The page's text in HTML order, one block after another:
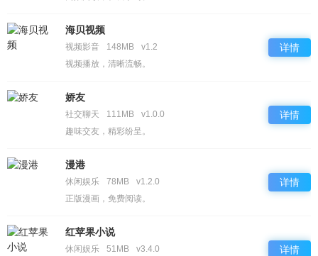
海贝视频
视频影音 148MB
v1.2
视频播放，清晰流畅。
详情
娇友
社交聊天 111MB
v1.0.0
趣味交友，精彩纷呈。
详情
漫港
休闲娱乐 78MB
v1.2.0
正版漫画，免费阅读。
详情
红苹果小说
休闲娱乐 51MB
v3.4.0
详情